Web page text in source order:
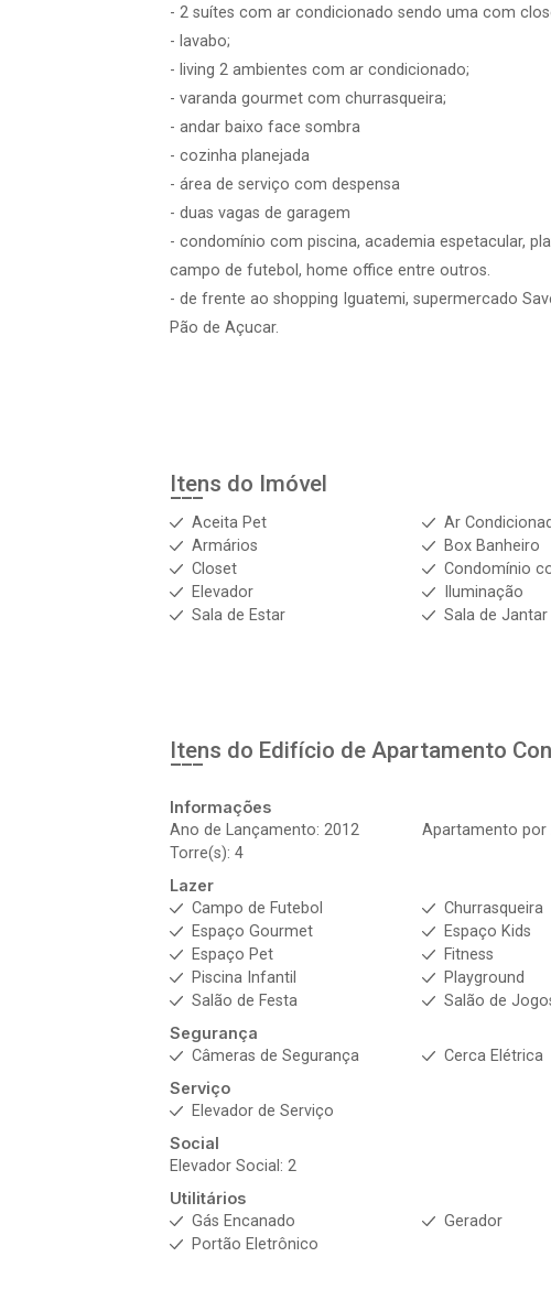
- 2 suítes com ar condicionado sendo uma com
- lavabo;
- living 2 ambientes com ar condicionado;
- varanda gourmet com churrasqueira;
- andar baixo face sombra
- cozinha planejada
- área de serviço com despensa
- duas vagas de garagem
- condomínio com piscina, academia espetacular,
campo de futebol, home office entre outros.
- de frente ao shopping Iguatemi, supermercado
Pão de Açucar.
Itens do Imóvel
Aceita Pet Ar
Armários
Box Banheiro
Closet
Condomínio
Elevador
Iluminação
Sala de Estar
Sala de Jantar
Itens do Edifício de Apartamento
Informações
Ano de Lançamento: 2012
Apartamento por
Torre(s): 4
Lazer
Campo de Futebol
Churrasqueira
Espaço Gourmet
Espaço Kids
Espaço Pet
Fitness
Piscina Infantil
Playground
Salão de Festa
Salão de
Segurança
Câmeras de Segurança
Cerca Elétrica
Serviço
Elevador de Serviço
Social
Elevador Social: 2
Utilitários
Gás Encanado
Gerador
Portão Eletrônico